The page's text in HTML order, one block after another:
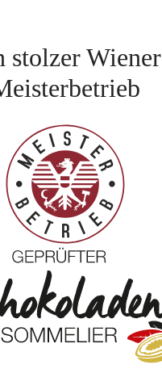
stolzer Wiener